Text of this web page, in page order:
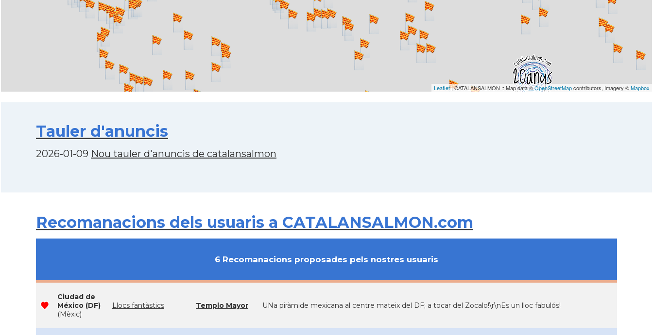
Leaflet| CATALANSALMON :: Map data ©OpenStreetMapcontributors, Imagery ©Mapbox
Tauler d'anuncis
2026-01-09 Nou tauler d'anuncis de catalansalmon
Recomanacions dels usuaris a CATALANSALMON.com
6 Recomanacions proposades pels nostres usuaris
Ciudad de
México (DF)
(Mèxic)
Llocs fantàstics Templo Mayor UNa piràmide mexicana al centre mateix del DF; a tocar del Zocalo!\r\nEs un lloc fabulós!